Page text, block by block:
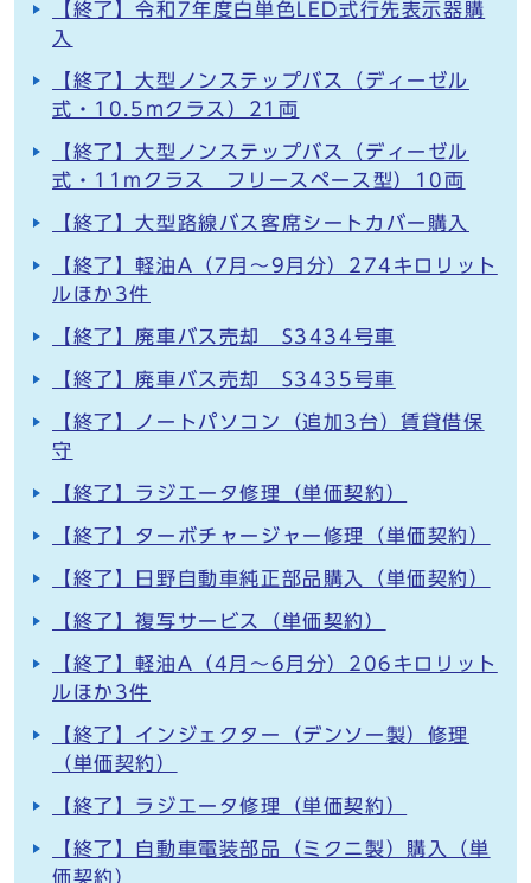
【終了】令和7年度白単色LED式行先表示器購
入
【終了】大型ノンステップバス（ディーゼル
式・10.5mクラス）21両
【終了】大型ノンステップバス（ディーゼル
式・11mクラス フリースペース型）10両
【終了】大型路線バス客席シートカバー購入
【終了】軽油A（7月～9月分）274キロリット
ルほか3件
【終了】廃車バス売却 S3434号車
【終了】廃車バス売却 S3435号車
【終了】ノートパソコン（追加3台）賃貸借保
守
【終了】ラジエータ修理（単価契約）
【終了】ターボチャージャー修理（単価契約）
【終了】日野自動車純正部品購入（単価契約）
【終了】複写サービス（単価契約）
【終了】軽油A（4月～6月分）206キロリット
ルほか3件
【終了】インジェクター（デンソー製）修理
（単価契約）
【終了】ラジエータ修理（単価契約）
【終了】自動車電装部品（ミクニ製）購入（単
価契約）